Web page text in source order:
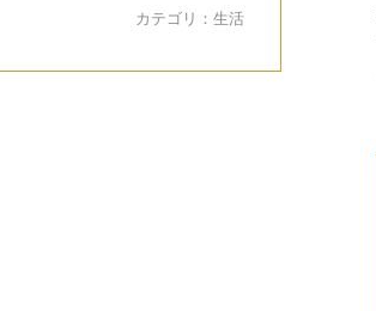
カテゴリ： 生活